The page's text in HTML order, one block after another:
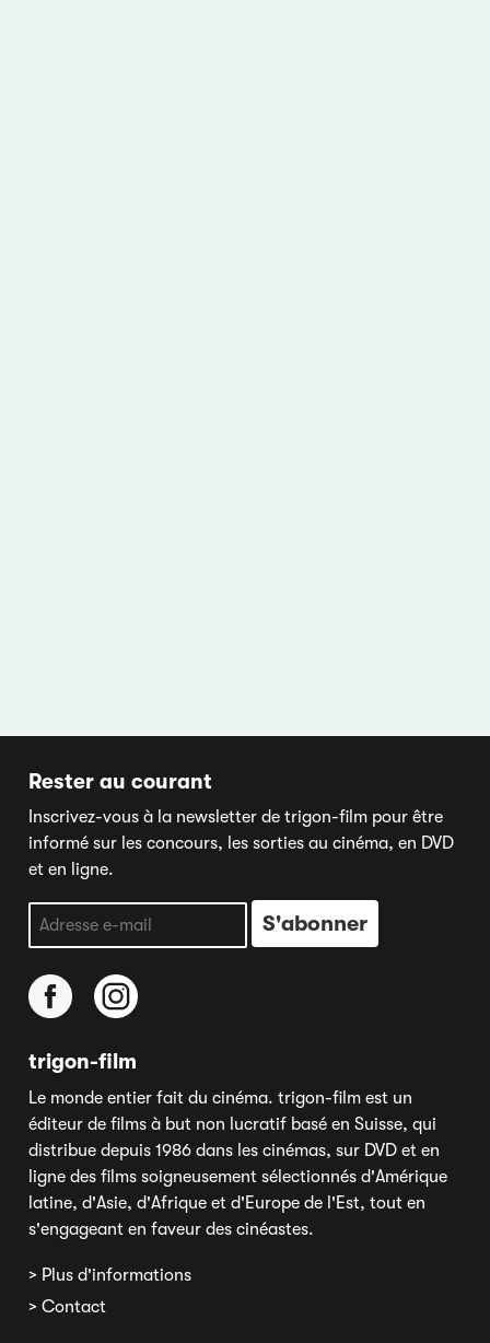
Rester au courant
Inscrivez-vous à la newsletter de trigon-film pour être
informé sur les concours, les sorties au cinéma, en DVD
et en ligne.
trigon-film
Le monde entier fait du cinéma. trigon-film est un
éditeur de films à but non lucratif basé en Suisse, qui
distribue depuis 1986 dans les cinémas, sur DVD et en
ligne des films soigneusement sélectionnés d'Amérique
latine, d'Asie, d'Afrique et d'Europe de l'Est, tout en
s'engageant en faveur des cinéastes.
> Plus d'informations
> Contact